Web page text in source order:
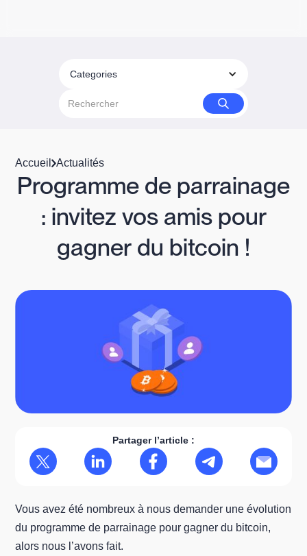
Categories
Accueil Actualités
Programme de parrainage
: invitez vos amis pour
gagner du bitcoin !
Partager l’article :
Vous avez été nombreux à nous demander une évolution
du programme de parrainage pour gagner du bitcoin,
alors nous l’avons fait.